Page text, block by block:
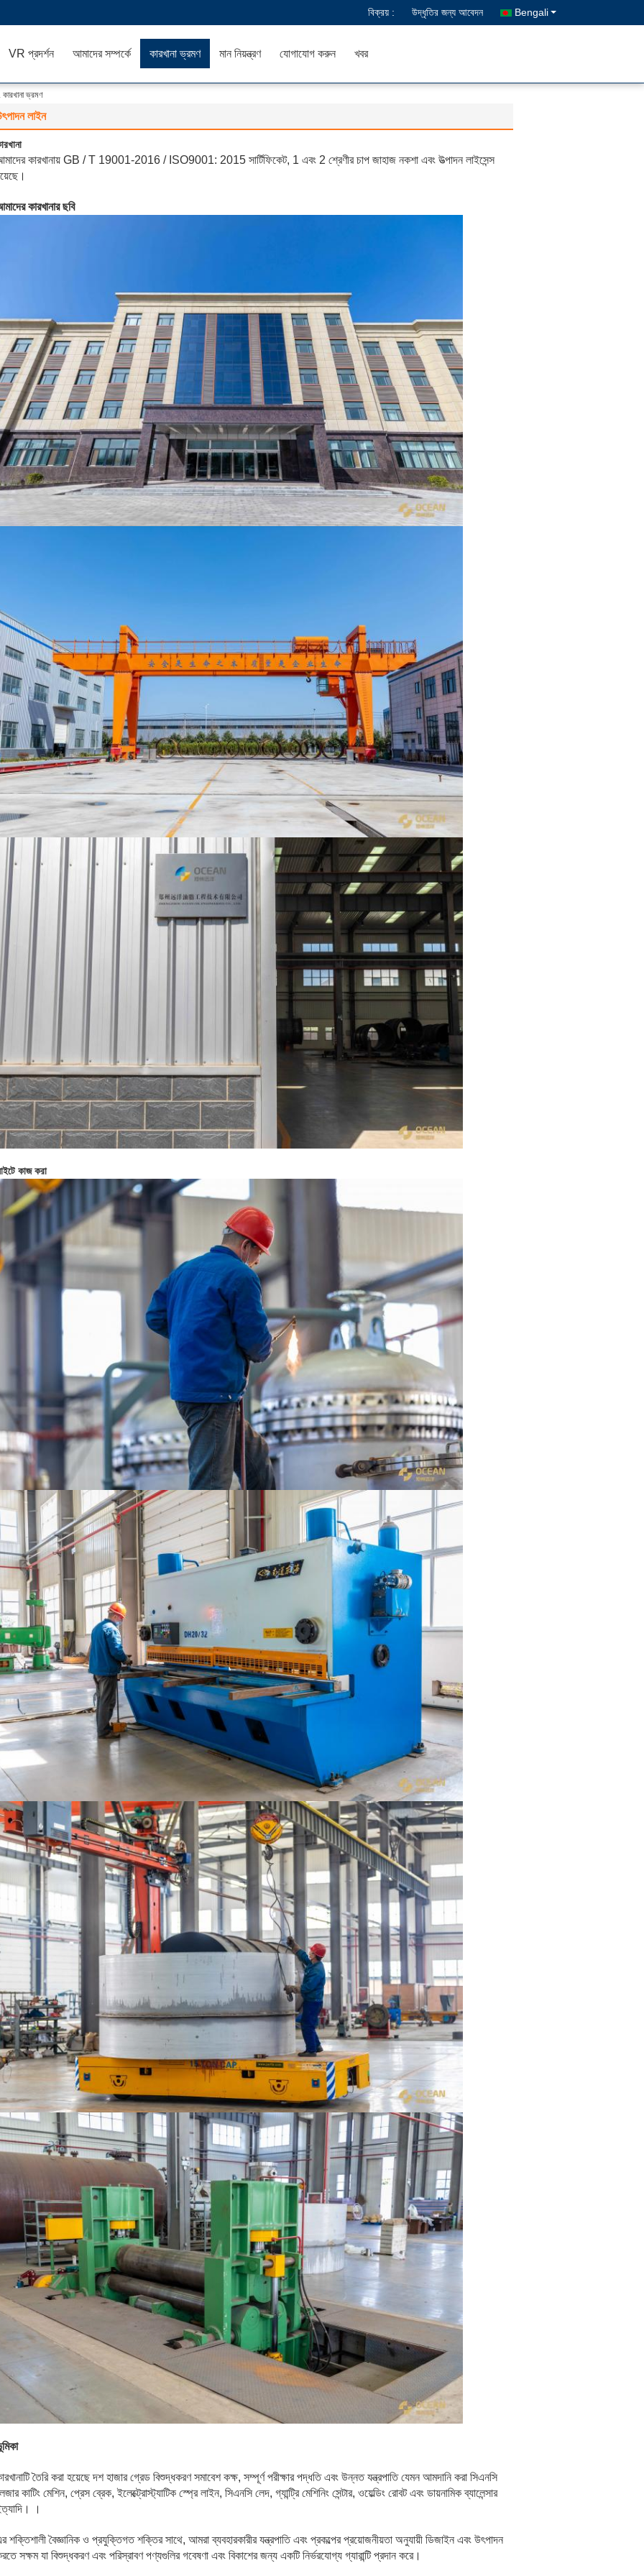
বিক্রয় : উদ্ধৃতির জন্য আবেদন Bengali
VR প্রদর্শন আমাদের সম্পর্কে কারখানা ভ্রমণ মান নিয়ন্ত্রণ যোগাযোগ করুন খবর
ভ্রমণ
লাইন
কারখানায় GB / T 19001-2016 / ISO9001: 2015 সার্টিফিকেট, 1 এবং 2 শ্রেণীর চাপ জাহাজ নকশা এবং উত্পাদন লাইসেন্স
কারখানার ছবি
কাজ করা
তৈরি করা হয়েছে দশ হাজার গ্রেড বিশুদ্ধকরণ সমাবেশ কক্ষ, সম্পূর্ণ পরীক্ষার পদ্ধতি এবং উন্নত যন্ত্রপাতি যেমন আমদানি করা সিএনসি
কাটিং মেশিন, প্রেস ব্রেক, ইলেক্ট্রোস্ট্যাটিক স্প্রে লাইন, সিএনসি লেদ, গ্যান্ট্রি মেশিনিং সেন্টার, ওয়েল্ডিং রোবট এবং ডায়নামিক ব্যালেন্সার
।
শক্তিশালী বৈজ্ঞানিক ও প্রযুক্তিগত শক্তির সাথে, আমরা ব্যবহারকারীর যন্ত্রপাতি এবং প্রকল্পের প্রয়োজনীয়তা অনুযায়ী ডিজাইন এবং উৎপাদন
সক্ষম যা বিশুদ্ধকরণ এবং পরিস্রাবণ পণ্যগুলির গবেষণা এবং বিকাশের জন্য একটি নির্ভরযোগ্য গ্যারান্টি প্রদান করে।